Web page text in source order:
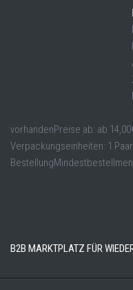
vorhandenPreise ab: ab
Verpackungseinheiten: 1
B2B MARKTPLATZ FÜR